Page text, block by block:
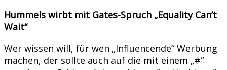
Hummels wirbt mit Gates-Spruch „Equality Can’t
Wait“
Wer wissen will, für wen „Influencende“ Werbung
machen, der sollte auch auf die mit einem „#“